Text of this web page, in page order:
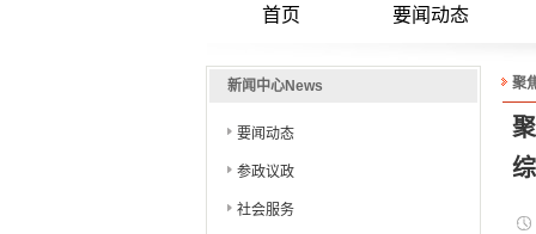
首页 要闻动态
新闻中心News
要闻动态
参政议政
社会服务
聚
市